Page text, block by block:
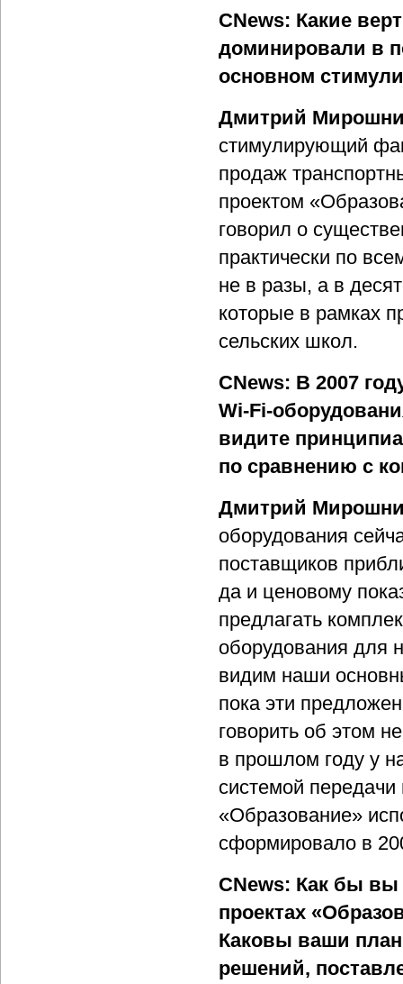
CNews: Какие
доминировали в
основном
Дмитрий
стимулирующий
продаж
проектом
говорил о
практически по
не в разы, а в
которые в рамках
сельских школ.
CNews: В 2007
Wi-Fi-
видите
по сравнению с
Дмитрий
оборудования
поставщиков
да и ценовому
предлагать
оборудования для
видим наши
пока эти
говорить об этом
в прошлом году у
системой
«Образование»
сформировало в
CNews: Как бы вы
проектах
Каковы ваши
решений,